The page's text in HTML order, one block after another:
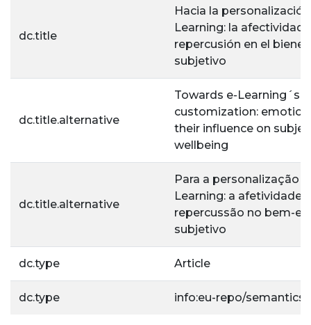
dc.title
Hacia la
Learning: la afectividad
repercusión en el
subjetivo
dc.title.alternative
Towards e-Learning´s
customization:
their influence on
wellbeing
dc.title.alternative
Para a personalização
Learning: a afetividade
repercussão no bem-
subjetivo
dc.type Article
dc.type info:eu-repo/